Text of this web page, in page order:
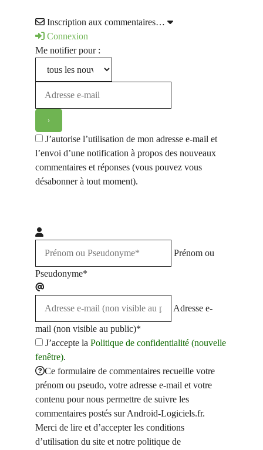
Inscription aux commentaires…
Connexion
Me notifier pour :
J’autorise l’utilisation de mon adresse e-mail et
l’envoi d’une notification à propos des nouveaux
commentaires et réponses (vous pouvez vous
désabonner à tout moment).
Prénom ou
Pseudonyme*
Adresse e-
mail (non visible au public)*
J’accepte la Politique de confidentialité (nouvelle
fenêtre).
Ce formulaire de commentaires recueille votre
prénom ou pseudo, votre adresse e-mail et votre
contenu pour nous permettre de suivre les
commentaires postés sur Android-Logiciels.fr.
Merci de lire et d’accepter les conditions
d’utilisation du site et notre politique de